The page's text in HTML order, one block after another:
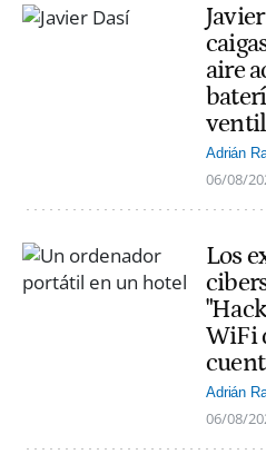
aire
Adrián
06/08/
Los
WiFi
Adrián
06/08/